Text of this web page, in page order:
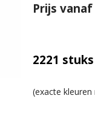
Prijs vanaf
2221